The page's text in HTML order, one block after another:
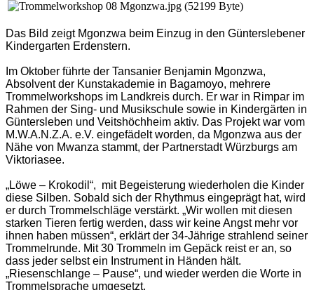
Das Bild zeigt Mgonzwa beim Einzug in den Günterslebener
Kindergarten Erdenstern.
Im Oktober führte der Tansanier Benjamin Mgonzwa,
Absolvent der Kunstakademie in Bagamoyo, mehrere
Trommelworkshops im Landkreis durch. Er war in Rimpar im
Rahmen der Sing- und Musikschule sowie in Kindergärten in
Güntersleben und Veitshöchheim aktiv. Das Projekt war vom
M.W.A.N.Z.A. e.V. eingefädelt worden, da Mgonzwa aus der
Nähe von Mwanza stammt, der Partnerstadt Würzburgs am
Viktoriasee.
„Löwe – Krokodil“, mit Begeisterung wiederholen die Kinder
diese Silben. Sobald sich der Rhythmus eingeprägt hat, wird
er durch Trommelschläge verstärkt. „Wir wollen mit diesen
starken Tieren fertig werden, dass wir keine Angst mehr vor
ihnen haben müssen“, erklärt der 34-Jährige strahlend seiner
Trommelrunde. Mit 30 Trommeln im Gepäck reist er an, so
dass jeder selbst ein Instrument in Händen hält.
„Riesenschlange – Pause“, und wieder werden die Worte in
Trommelsprache umgesetzt.